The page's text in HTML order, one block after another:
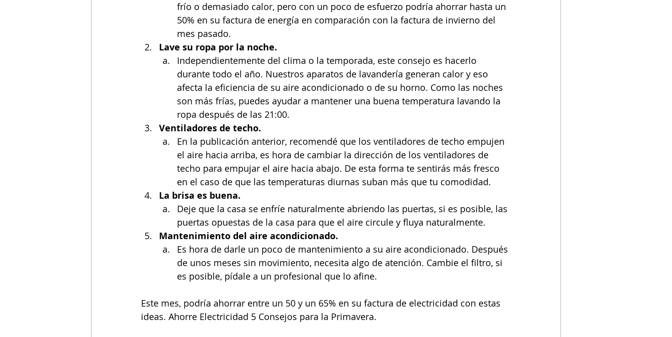
frío o demasiado calor, pero con un poco de esfuerzo podría ahorrar hasta un
50% en su factura de energía en comparación con la factura de invierno del
mes pasado.
Lave su ropa por la noche.
Independientemente del clima o la temporada, este consejo es hacerlo
durante todo el año. Nuestros aparatos de lavandería generan calor y eso
afecta la eficiencia de su aire acondicionado o de su horno. Como las noches
son más frías, puedes ayudar a mantener una buena temperatura lavando la
ropa después de las 21:00.
Ventiladores de techo.
En la publicación anterior, recomendé que los ventiladores de techo empujen
el aire hacia arriba, es hora de cambiar la dirección de los ventiladores de
techo para empujar el aire hacia abajo. De esta forma te sentirás más fresco
en el caso de que las temperaturas diurnas suban más que tu comodidad.
La brisa es buena.
Deje que la casa se enfríe naturalmente abriendo las puertas, si es posible, las
puertas opuestas de la casa para que el aire circule y fluya naturalmente.
Mantenimiento del aire acondicionado.
Es hora de darle un poco de mantenimiento a su aire acondicionado. Después
de unos meses sin movimiento, necesita algo de atención. Cambie el filtro, si
es posible, pídale a un profesional que lo afine.
Este mes, podría ahorrar entre un 50 y un 65% en su factura de electricidad con estas
ideas. Ahorre Electricidad 5 Consejos para la Primavera.